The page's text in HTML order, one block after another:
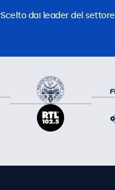
Scelto dai leader del settore